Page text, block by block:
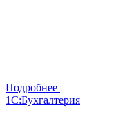
Подробнее
1С:Бухгалтерия